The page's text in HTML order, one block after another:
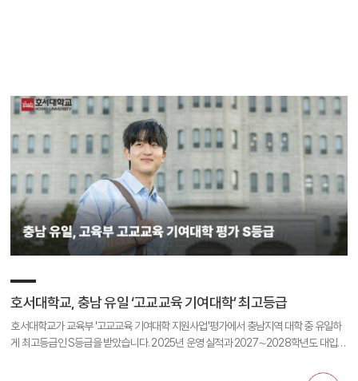
연극트랙 '청사과', 제34회 젊은연극제서 4관왕 쾌거
호서대학교 공연예술학부 연극트랙의 공동 창작극 '청사과'가 국내 최대 대학생 연극 축
제인 '제34회 젊은연극제'에 참여했습니다. 이 작품은 청년 세대의 노동과 죽음 등 사회
한국-모로코 잇는 'ATLAS 혁신 허브' 출범
호서대가 모로코 UCA, 아산시와 함께 'ATLAS 혁신 허브'를 출범했습니다. AI·바이오헬
스·K-뷰티 분야 협력을 통해 글로벌 산학협력 플랫폼을 구축할 계획이며 양국 미래산업
호서대, TIPS 정규 운영사 전환 달성
호서대 산학협력단이 대학 산단 최초로 TIPS 예비 운영사로 선정된 이래 활동 성과를
인정받아 정규 운영사로 선정됐습니다. 대표 지원기업인 지앤티의 글로벌 공급계약 성
식품영양학과, 국가유공자를 위한 오찬 마련
호서대학교 식품영양학과 학생들이 호국보훈의 달을 맞아 국가유공자들에게 고령친화
식단을 직접 조리해 대접하며 감사의 뜻을 전했습니다. 희생과 헌신의 가치를 되새기며
"학생 도전과 성장 지원"…호서대·신한은행 업무협약 체결
호서대학교와 신한은행이 디지털 캠퍼스 조성과 학생 지원 강화를 위한 업무협약을 체
결했습니다. 양 기관은 학생 편의 증진과 금융서비스 확대를 추진하고, 미래인재 양성과
호서대학교, 충남 유일 ‘고교교육 기여대학’ 최고등급
호서대학교가 교육부 '고교교육 기여대학 지원사업'평가에서 충남지역 대학 중 유일하
게 최고등급인 S등급을 받았습니다. 2025년 운영 실적과 2027∼2028학년도 대입전